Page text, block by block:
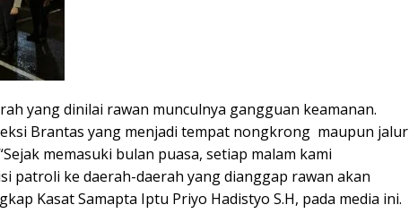
yang dinilai rawan munculnya gangguan keamanan.
Brantas yang menjadi tempat nongkrong maupun jalur
memasuki bulan puasa, setiap malam kami
patroli ke daerah-daerah yang dianggap rawan akan
Kasat Samapta Iptu Priyo Hadistyo S.H, pada media ini.